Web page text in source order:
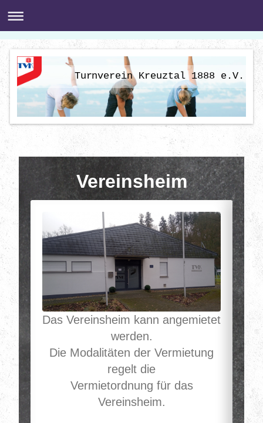
Turnverein Kreuztal 1888 e.V.
Vereinsheim
Das Vereinsheim kann angemietet
werden.
Die Modalitäten der Vermietung
regelt die
Vermietordnung für das
Vereinsheim.